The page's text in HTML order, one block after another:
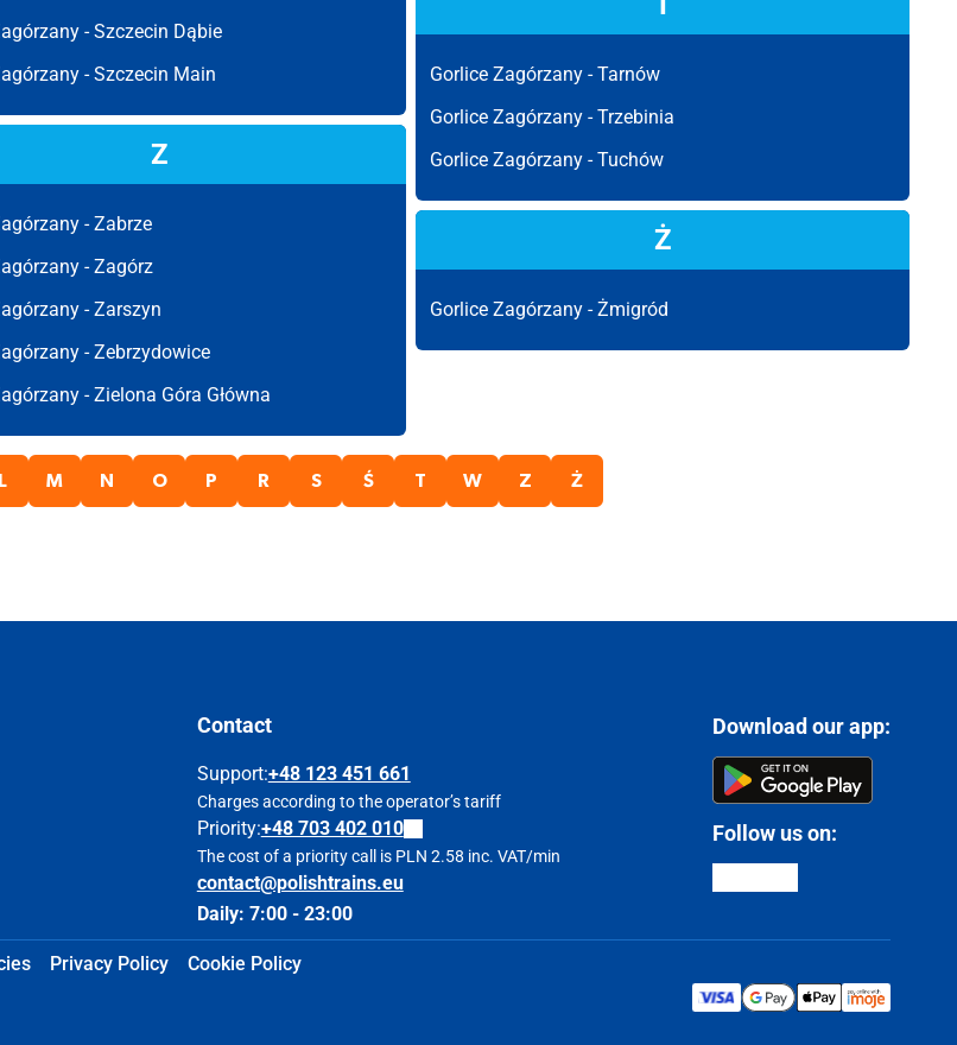
-Szczecin Dąbie
-Szczecin Main Gorlice Zagórzany -Tarnów
Gorlice Zagórzany -Trzebinia
Gorlice Zagórzany -Tuchów
Z
-Zabrze
-Zagórz
-Zarszyn
-Zebrzydowice
-Zielona Góra Główna
Ż
Gorlice Zagórzany -Żmigród
L M N O P R S Ś T W Z Ż
Contact
Support:+48 123 451 661
Charges according to the operator’s tariff
Priority:+48 703 402 010
The cost of a priority call is PLN 2.58 inc. VAT/min
contact@polishtrains.eu
Daily: 7:00 - 23:00
Download our app:
Follow us on:
Privacy Policy Cookie Policy